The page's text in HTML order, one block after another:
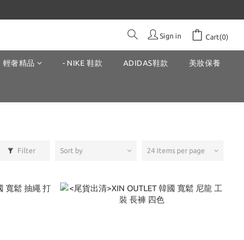
Sign in Cart(0)
輕奢精品 - NIKE 鞋款 ADIDAS鞋款 美妝保養
Filter Sort by 24 Items per page